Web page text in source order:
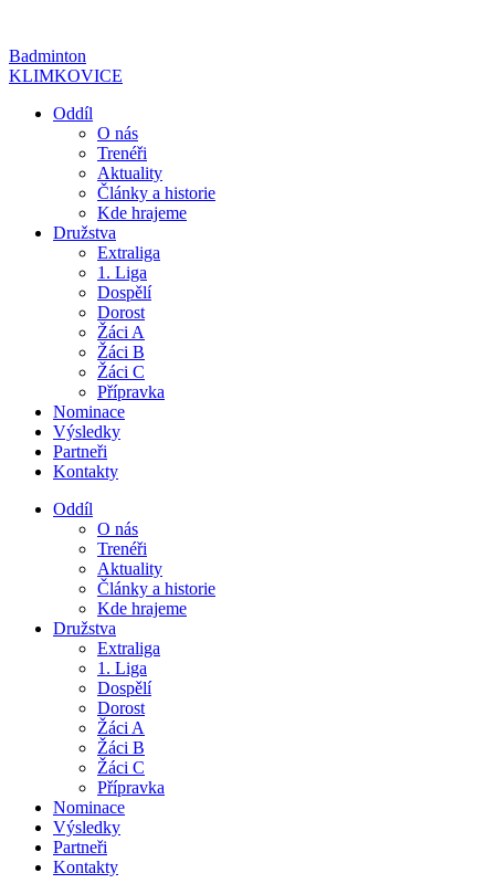
obsahu
Badminton
KLIMKOVICE
Oddíl
O nás
Trenéři
Aktuality
Články a historie
Kde hrajeme
Družstva
Extraliga
1. Liga
Dospělí
Dorost
Žáci A
Žáci B
Žáci C
Přípravka
Nominace
Výsledky
Partneři
Kontakty
Oddíl
O nás
Trenéři
Aktuality
Články a historie
Kde hrajeme
Družstva
Extraliga
1. Liga
Dospělí
Dorost
Žáci A
Žáci B
Žáci C
Přípravka
Nominace
Výsledky
Partneři
Kontakty